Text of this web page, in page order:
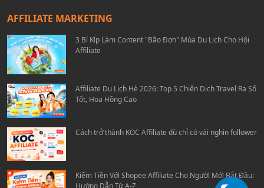
AFFILIATE MARKETING
3 Bí Kíp Làm Content "Bão Đơn" Mùa Du Lịch Cho Hội
Affiliate
Affiliate Du Lịch Hè 2026: Top 5 Chiến Dịch Travel Ra Số
Tốt, Hoa Hồng Cao
Cách trở thành KOC Affiliate dù chỉ có vài nghìn follower
Kiếm Tiền Với Shopee Affiliate Cho Người Mới Bắt Đầu:
Hướng Dẫn Từ A-Z